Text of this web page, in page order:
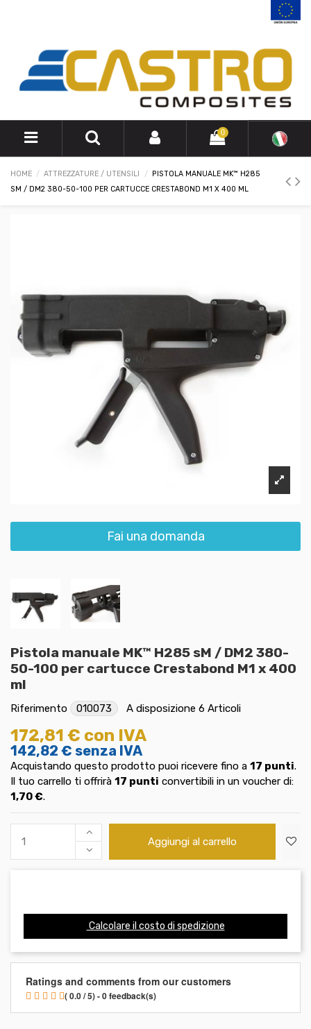
0
HOME ATTREZZATURE / UTENSILI
PISTOLA MANUALE MK™ H285
SM / DM2 380-50-100 PER CARTUCCE CRESTABOND M1 X 400 ML
Fai una domanda
Pistola manuale MK™ H285 sM / DM2 380-
50-100 per cartucce Crestabond M1 x 400
ml
Riferimento 010073 A disposizione 6 Articoli
172,81 € con IVA
142,82 € senza IVA
Acquistando questo prodotto puoi ricevere fino a 17 punti.
Il tuo carrello ti offrirà 17 punti convertibili in un voucher di:
1,70 €.
Aggiungi al carrello
Calcolare il costo di spedizione
Ratings and comments from our customers
( 0.0 / 5) - 0 feedback(s)